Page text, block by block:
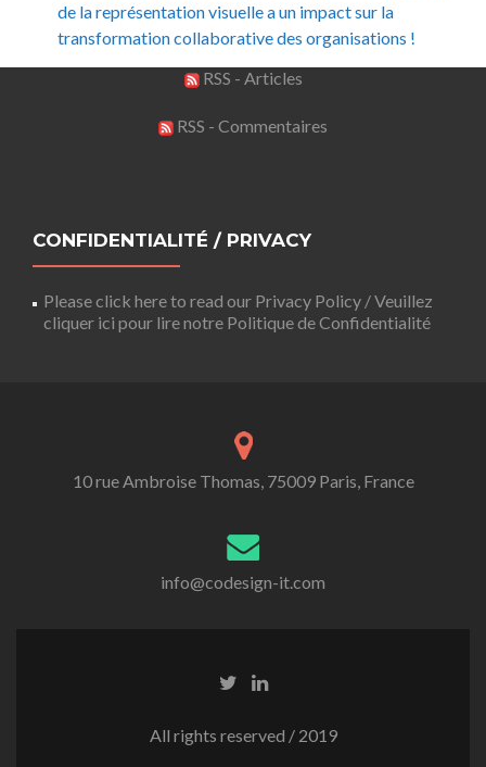
de la représentation visuelle a un impact sur la
transformation collaborative des organisations !
RSS - Articles
RSS - Commentaires
CONFIDENTIALITÉ / PRIVACY
Please click here to read our Privacy Policy / Veuillez
cliquer ici pour lire notre Politique de Confidentialité
10 rue Ambroise Thomas, 75009 Paris, France
info@codesign-it.com
All rights reserved / 2019